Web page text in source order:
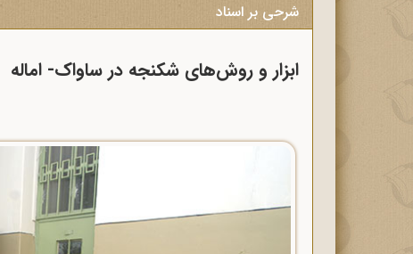
شرحی بر اسناد
ابزار و روش‌های شکنجه در ساواک- اماله